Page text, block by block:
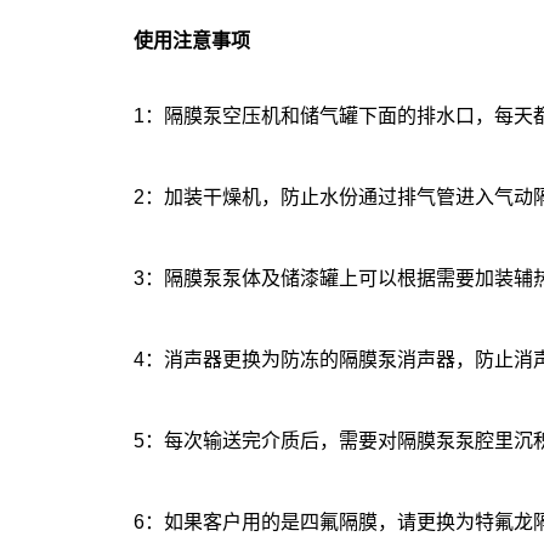
使用注意事项
1：隔膜泵空压机和储气罐下面的排水口，每天
2：加装干燥机，防止水份通过排气管进入气动
3：隔膜泵泵体及储漆罐上可以根据需要加装辅
4：消声器更换为防冻的隔膜泵消声器，防止消
5：每次输送完介质后，需要对隔膜泵泵腔里沉
6：如果客户用的是四氟隔膜，请更换为特氟龙